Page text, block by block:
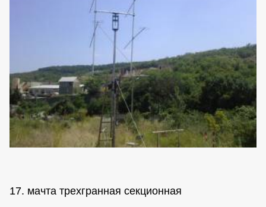
17. мачта трехгранная секционная